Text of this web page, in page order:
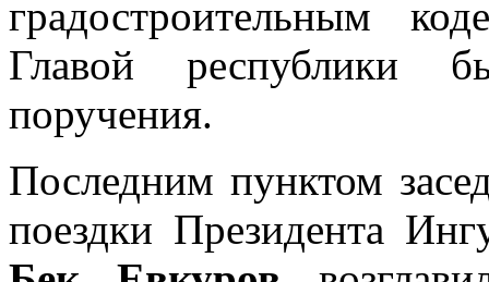
градостроительным
Главой республики
поручения.
Последним пунктом
поездки Президента